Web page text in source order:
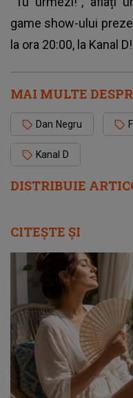
DISTRIBUIE
game show-ului
la ora 20:00, la Kanal D!
MAI MULTE
Dan Negru
Kanal D
CITEȘTE ȘI